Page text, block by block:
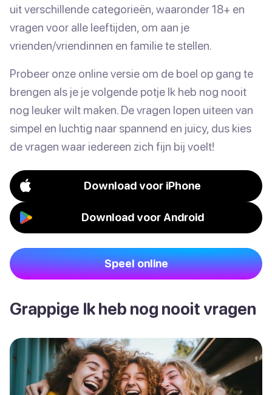
uit verschillende categorieën, waaronder 18+ en
vragen voor alle leeftijden, om aan je
vrienden/vriendinnen en familie te stellen.
Probeer onze online versie om de boel op gang te
brengen als je je volgende potje Ik heb nog nooit
nog leuker wilt maken. De vragen lopen uiteen van
simpel en luchtig naar spannend en juicy, dus kies
de vragen waar iedereen zich fijn bij voelt!
Download voor iPhone
Download voor Android
Speel online
Grappige Ik heb nog nooit vragen